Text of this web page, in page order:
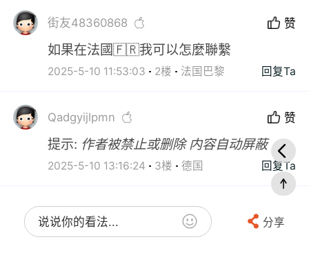
街友48360868 赞
如果在法國🇫🇷我可以怎麼聯繫
2025-5-10 11:53:03 2楼 法国巴黎 回复Ta
Qadgyijlpmn 赞
提示: 作者被禁止或删除 内容自动屏蔽
2025-5-10 13:16:24 3楼 德国 回复Ta
说说你的看法... 分享